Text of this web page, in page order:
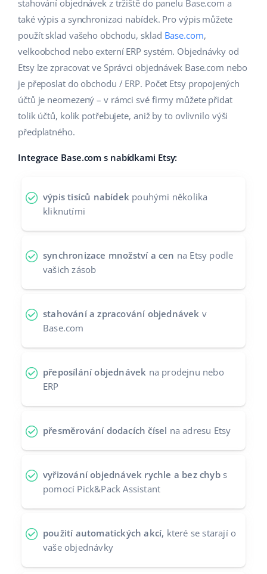
Správa přepravy
Automatizace procesů
Base Connect
AI pro e-commerce
Domov a zahrada
Výrobky pro děti
Elektronika
Automobilové díly
Supermarket
Podpora
Akademie
Blog
Kalendář webinářů a eventů
Služby
Implementace systému
Kalkulačka růstu tržeb a úspor s Base
Kontakt
english (US)
english (GB)
english (IN)
deutsch
español (MX)
Français
Italiano
português (BR)
中文
stahování objednávek z tržiště do panelu Base.com a
také výpis a synchronizaci nabídek. Pro výpis můžete
použít sklad vašeho obchodu, sklad Base.com,
velkoobchod nebo externí ERP systém. Objednávky od
Etsy lze zpracovat ve Správci objednávek Base.com nebo
je přeposlat do obchodu / ERP. Počet Etsy propojených
účtů je neomezený – v rámci své firmy můžete přidat
tolik účtů, kolik potřebujete, aniž by to ovlivnilo výši
předplatného.
Integrace Base.com s nabídkami Etsy:
výpis tisíců nabídek pouhými několika
kliknutími
synchronizace množství a cen na Etsy podle
vašich zásob
stahování a zpracování objednávek v
Base.com
přeposílání objednávek na prodejnu nebo
ERP
přesměrování dodacích čísel na adresu Etsy
vyřizování objednávek rychle a bez chybs
pomocí Pick&Pack Assistant
použití automatických akcí, které se starají o
vaše objednávky